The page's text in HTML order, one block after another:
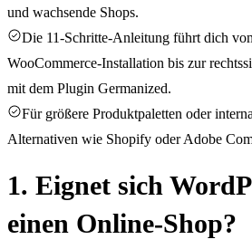
und wachsende Shops.
Die 11-Schritte-Anleitung führt dich
WooCommerce-Installation bis zur
mit dem Plugin Germanized.
Für größere Produktpaletten oder
Alternativen wie Shopify oder Adobe
1. Eignet sich
einen Online-Shop?